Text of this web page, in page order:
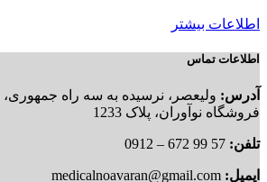
اطلاعات بیشتر
اطلاعات تماس
آدرس: ولیعصر، نرسیده به سه راه جمهوری،
فروشگاه نوآوران، پلاک 1233
تلفن: 57 99 672 – 0912
ایمیل: